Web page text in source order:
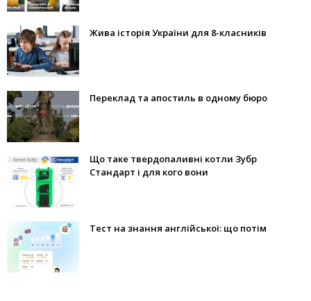
Жива історія України для 8-класників
Переклад та апостиль в одному бюро
Що таке твердопаливні котли Зубр
Стандарт і для кого вони
Тест на знання англійської: що потім